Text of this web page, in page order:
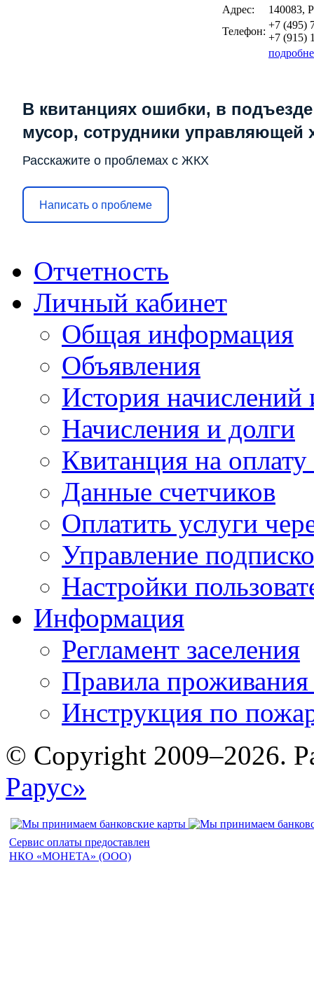
Адрес:
140083,
Телефон:
+7 (495)
+7 (915)
В квитанциях ошибки, в подъезде
мусор, сотрудники управляющей
Расскажите о проблемах с ЖКХ
Написать о проблеме
Отчетность
Личный кабинет
Общая информация
Объявления
История начислений
Начисления и долги
Квитанция на
Данные счетчиков
Оплатить услуги
Управление
Настройки
Информация
Регламент заселения
Правила
Инструкция по
© Copyright 2009–2026.
Рарус»
Сервис оплаты предоставлен
НКО «МОНЕТА» (ООО)